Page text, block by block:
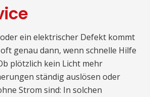
ein elektrischer Defekt kommt
genau dann, wenn schnelle Hilfe
plötzlich kein Licht mehr
ständig auslösen oder
Strom sind: In solchen